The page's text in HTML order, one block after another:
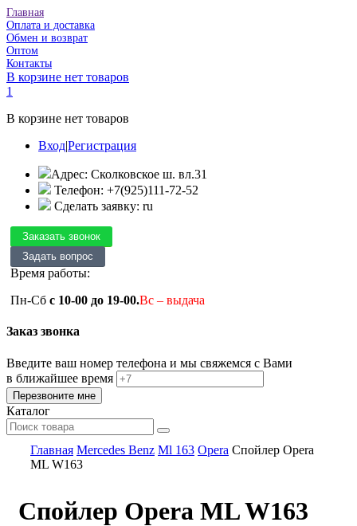
Главная
Оплата и доставка
Обмен и возврат
Оптом
Контакты
В корзине нет товаров
1
В корзине нет товаров
Вход|Регистрация
Адрес: Сколковское ш. вл.31
Телефон: +7(925)111-72-52
Сделать заявку: ru
Время работы:
Пн-Сб с 10-00 до 19-00.Вс – выдача
Заказ звонка
Введите ваш номер телефона и мы свяжемся с Вами
в ближайшее время
Каталог
Главная Mercedes Benz Ml 163 Opera Спойлер Opera
ML W163
Спойлер Opera ML W163